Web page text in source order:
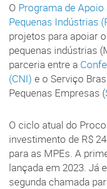
O Programa de
Pequenas Indústrias
projetos para apoiar
pequenas indústrias
parceria entre a
(CNI) e o Serviço
Pequenas Empresas (
O ciclo atual do
investimento de R$
para as MPEs. A
lançada em 2023. Já
segunda chamada